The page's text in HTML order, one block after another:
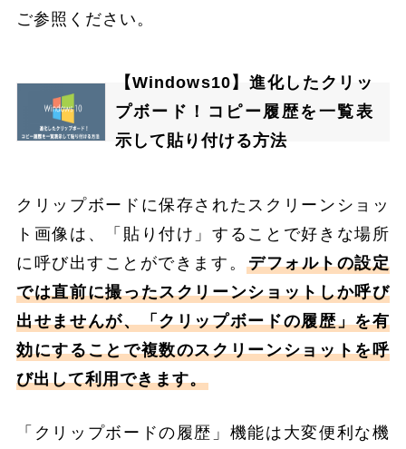
ご参照ください。
【Windows10】進化したクリッ
プボード！コピー履歴を一覧表
示して貼り付ける方法
クリップボードに保存されたスクリーンショッ
ト画像は、「貼り付け」することで好きな場所
に呼び出すことができます。デフォルトの設定
では直前に撮ったスクリーンショットしか呼び
出せませんが、「クリップボードの履歴」を有
効にすることで複数のスクリーンショットを呼
び出して利用できます。
「クリップボードの履歴」機能は大変便利な機